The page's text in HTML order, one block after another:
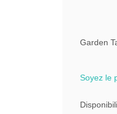
Garden
Soyez le